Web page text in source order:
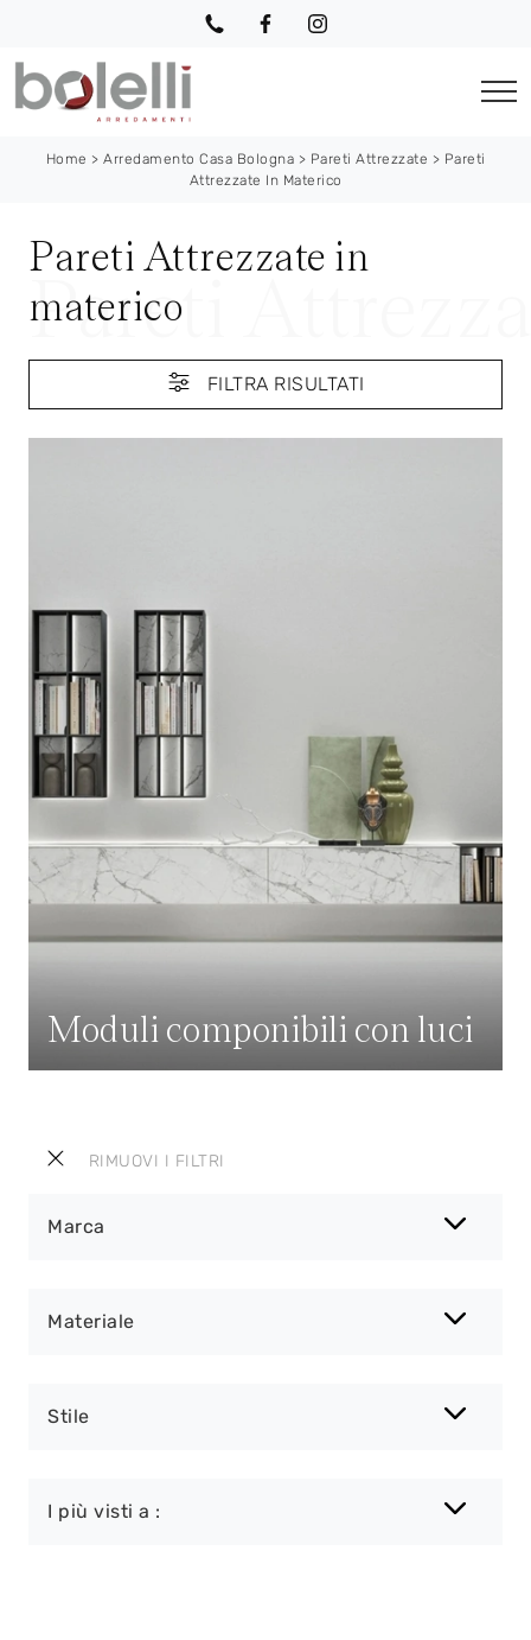
Home > Arredamento Casa Bologna > Pareti Attrezzate > Pareti
Attrezzate In Materico
Pareti Attrezzate in
materico
RIMUOVI I FILTRI
Marca
Materiale
Stile
I più visti a :
FILTRA RISULTATI
Moduli componibili con luci